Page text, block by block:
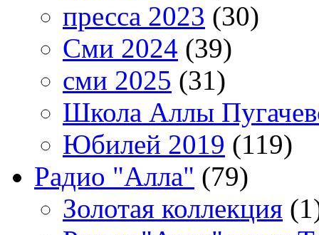
пресса 2023 (30)
Сми 2024 (39)
сми 2025 (31)
Школа Аллы
Юбилей 2019 (119)
Радио "Алла" (79)
Золотая коллекция